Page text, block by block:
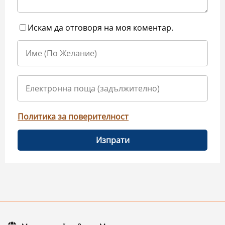
Искам да отговоря на моя коментар.
Политика за поверителност
Изпрати